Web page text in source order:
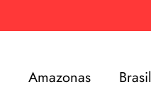
Amazonas Brasil